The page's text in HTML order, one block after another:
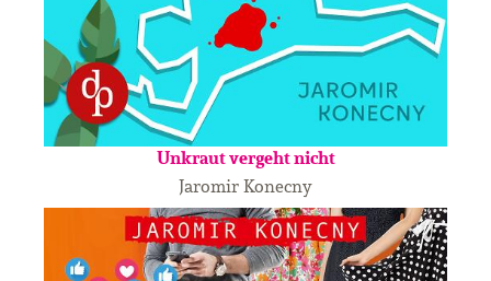
Unkraut vergeht nicht
Jaromir Konecny